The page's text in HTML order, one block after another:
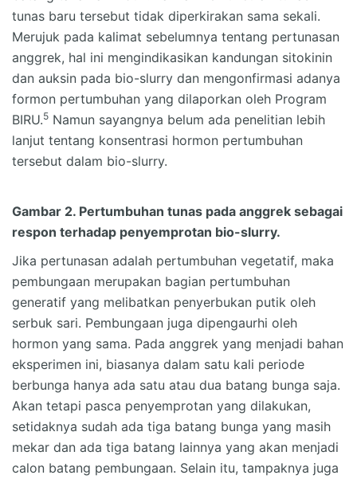
tunas baru tersebut tidak diperkirakan sama sekali.
Merujuk pada kalimat sebelumnya tentang pertunasan
anggrek, hal ini mengindikasikan kandungan sitokinin
dan auksin pada bio-slurry dan mengonfirmasi adanya
formon pertumbuhan yang dilaporkan oleh Program
BIRU.5 Namun sayangnya belum ada penelitian lebih
lanjut tentang konsentrasi hormon pertumbuhan
tersebut dalam bio-slurry.
Gambar 2. Pertumbuhan tunas pada anggrek sebagai
respon terhadap penyemprotan bio-slurry.
Jika pertunasan adalah pertumbuhan vegetatif, maka
pembungaan merupakan bagian pertumbuhan
generatif yang melibatkan penyerbukan putik oleh
serbuk sari. Pembungaan juga dipengaurhi oleh
hormon yang sama. Pada anggrek yang menjadi bahan
eksperimen ini, biasanya dalam satu kali periode
berbunga hanya ada satu atau dua batang bunga saja.
Akan tetapi pasca penyemprotan yang dilakukan,
setidaknya sudah ada tiga batang bunga yang masih
mekar dan ada tiga batang lainnya yang akan menjadi
calon batang pembungaan. Selain itu, tampaknya juga